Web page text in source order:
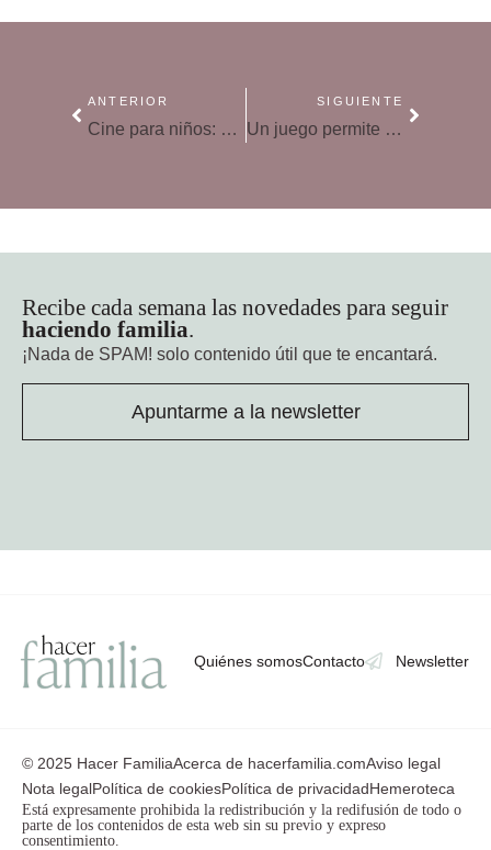
ANTERIOR
Cine para niños: «Paddington»
SIGUIENTE
Un juego permite a los niños ponerse en la piel de un niño de Haití
Recibe cada semana las novedades para seguir
haciendo familia.
¡Nada de SPAM! solo contenido útil que te encantará.
Apuntarme a la newsletter
Quiénes somosContacto Newsletter
© 2025 Hacer FamiliaAcerca de hacerfamilia.comAviso legal
Nota legalPolítica de cookiesPolítica de privacidadHemeroteca
Está expresamente prohibida la redistribución y la redifusión de todo o
parte de los contenidos de esta web sin su previo y expreso
consentimiento.